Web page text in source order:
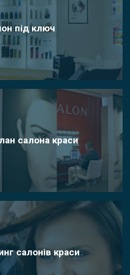
під ключ
салона краси
салонів краси